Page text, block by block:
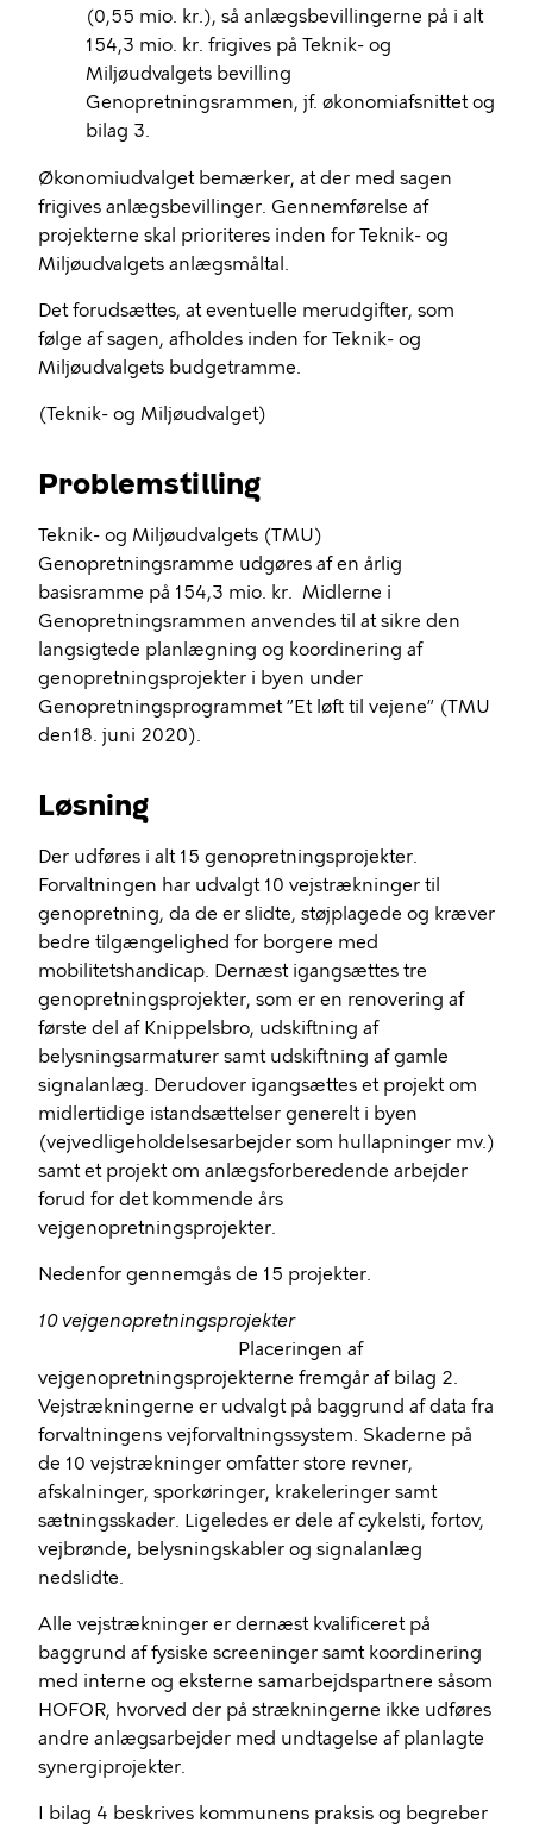
(0,55 mio. kr.), så anlægsbevillingerne på i alt
154,3 mio. kr. frigives på Teknik- og
Miljøudvalgets bevilling
Genopretningsrammen, jf. økonomiafsnittet og
bilag 3.
Økonomiudvalget bemærker, at der med sagen
frigives anlægsbevillinger. Gennemførelse af
projekterne skal prioriteres inden for Teknik- og
Miljøudvalgets anlægsmåltal.
Det forudsættes, at eventuelle merudgifter, som
følge af sagen, afholdes inden for Teknik- og
Miljøudvalgets budgetramme.
(Teknik- og Miljøudvalget)
Problemstilling
Teknik- og Miljøudvalgets (TMU)
Genopretningsramme udgøres af en årlig
basisramme på 154,3 mio. kr. Midlerne i
Genopretningsrammen anvendes til at sikre den
langsigtede planlægning og koordinering af
genopretningsprojekter i byen under
Genopretningsprogrammet ”Et løft til vejene” (TMU
den18. juni 2020).
Løsning
Der udføres i alt 15 genopretningsprojekter.
Forvaltningen har udvalgt 10 vejstrækninger til
genopretning, da de er slidte, støjplagede og kræver
bedre tilgængelighed for borgere med
mobilitetshandicap. Dernæst igangsættes tre
genopretningsprojekter, som er en renovering af
første del af Knippelsbro, udskiftning af
belysningsarmaturer samt udskiftning af gamle
signalanlæg. Derudover igangsættes et projekt om
midlertidige istandsættelser generelt i byen
(vejvedligeholdelsesarbejder som hullapninger mv.)
samt et projekt om anlægsforberedende arbejder
forud for det kommende års
vejgenopretningsprojekter.
Nedenfor gennemgås de 15 projekter.
10 vejgenopretningsprojekter
Placeringen af
vejgenopretningsprojekterne fremgår af bilag 2.
Vejstrækningerne er udvalgt på baggrund af data fra
forvaltningens vejforvaltningssystem. Skaderne på
de 10 vejstrækninger omfatter store revner,
afskalninger, sporkøringer, krakeleringer samt
sætningsskader. Ligeledes er dele af cykelsti, fortov,
vejbrønde, belysningskabler og signalanlæg
nedslidte.
Alle vejstrækninger er dernæst kvalificeret på
baggrund af fysiske screeninger samt koordinering
med interne og eksterne samarbejdspartnere såsom
HOFOR, hvorved der på strækningerne ikke udføres
andre anlægsarbejder med undtagelse af planlagte
synergiprojekter.
I bilag 4 beskrives kommunens praksis og begreber